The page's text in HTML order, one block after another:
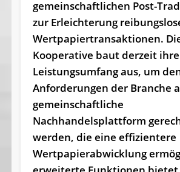
gemeinschaftlichen Post-
zur Erleichterung
Wertpapiertransaktionen.
Kooperative baut derzeit
Leistungsumfang aus, um
Anforderungen der Branche
gemeinschaftliche
Nachhandelsplattform
werden, die eine effizientere
Wertpapierabwicklung